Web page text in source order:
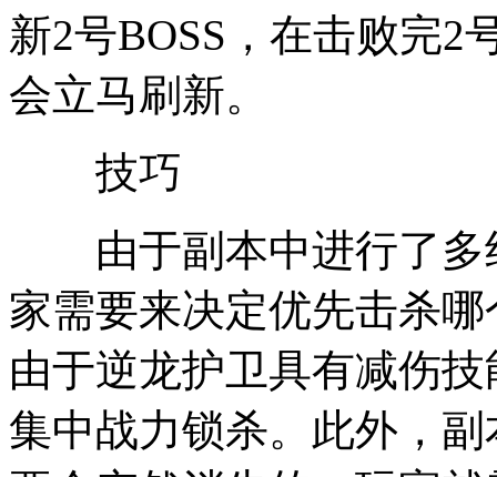
新2号BOSS，在击败完2
会立马刷新。
技巧
由于副本中进行了多
家需要来决定优先击杀
由于逆龙护卫具有减伤
集中战力锁杀。此外，